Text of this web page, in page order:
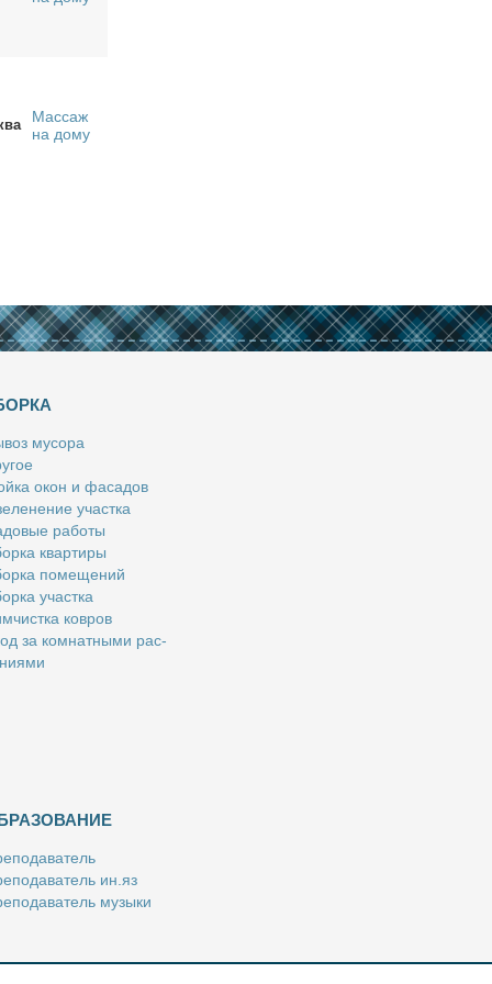
Массаж
на дому
му­со­ра
окон и фа­са­дов
участ­ка
ра­бо­ты
квар­ти­ры
по­ме­ще­ний
участ­ка
ков­ров
за ком­нат­ны­ми рас­
ин.яз
му­зы­ки